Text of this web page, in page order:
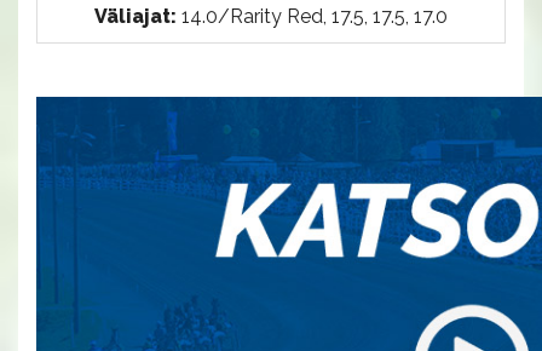
Väliajat: 14.0/Rarity Red, 17.5, 17.5, 17.0